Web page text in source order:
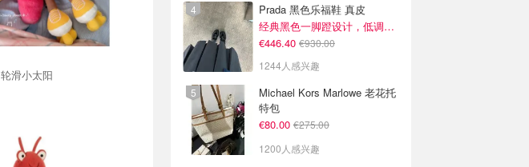
Jellycat 轮滑小太阳
Prada 黑色乐福鞋 真皮
经典黑色一脚蹬设计，低调百搭又高级
€446.40 €930.00
1244人感兴趣
Michael Kors Marlowe 老花托
特包
€80.00 €275.00
1200人感兴趣